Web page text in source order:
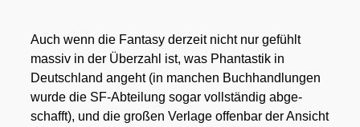
Auch wenn die Fan­ta­sy der­zeit nicht nur gefühlt
mas­siv in der Über­zahl ist, was Phan­tas­tik in
Deutsch­land angeht (in man­chen Buch­hand­lun­gen
wur­de die SF-Abtei­lung sogar voll­stän­dig abge­
schafft), und die gro­ßen Ver­la­ge offen­bar der Ansicht